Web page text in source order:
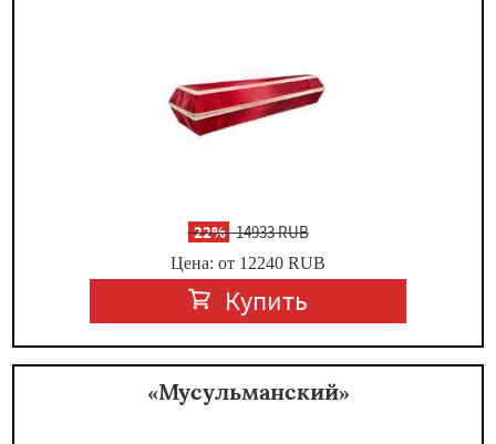
-22%14933 RUB
Цена: от 12240 RUB
Купить
«Мусульманский»